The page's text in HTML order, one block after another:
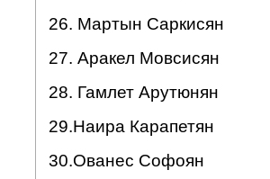
26. Мартын Саркисян
27. Аракел Мовсисян
28. Гамлет Арутюнян
29.Наира Карапетян
30.Ованес Софоян